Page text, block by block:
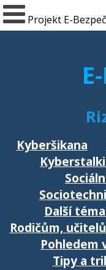
Projekt E-
Kyberšikana
Další
Rodičům,
Pohledem
Tipy a